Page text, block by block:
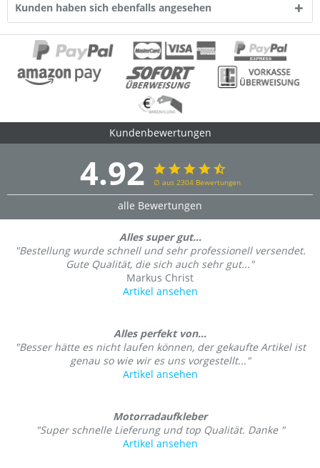
Kunden haben sich ebenfalls angesehen
Kundenbewertungen
4.92 ∅ aus 2304 Bewertungen
alle Bewertungen
Alles super gut...
"Bestellung wurde schnell und sehr professionell versendet.
Gute Qualität, die sich auch sehr gut..."
Markus Christ
Artikel ansehen
Alles perfekt von...
"Besser hätte es nicht laufen können, der gekaufte Artikel ist
genau so wie wir es uns vorgestellt..."
Artikel ansehen
Motorradaufkleber
"Super schnelle Lieferung und top Qualität. Danke "
Artikel ansehen